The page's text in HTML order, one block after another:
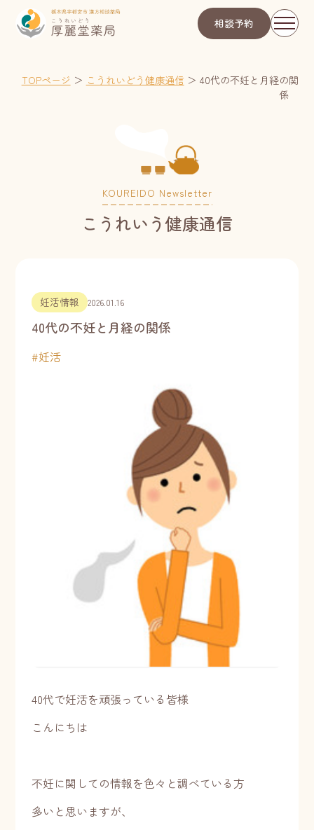
相談予約
TOPページ ＞ こうれいどう健康通信 ＞ 40代の不妊と月経の関
係
KOUREIDO Newsletter
こうれいう健康通信
妊活情報 2026.01.16
40代の不妊と月経の関係
#妊活
40代で妊活を頑張っている皆様
こんにちは
不妊に関しての情報を色々と調べている方
多いと思いますが、